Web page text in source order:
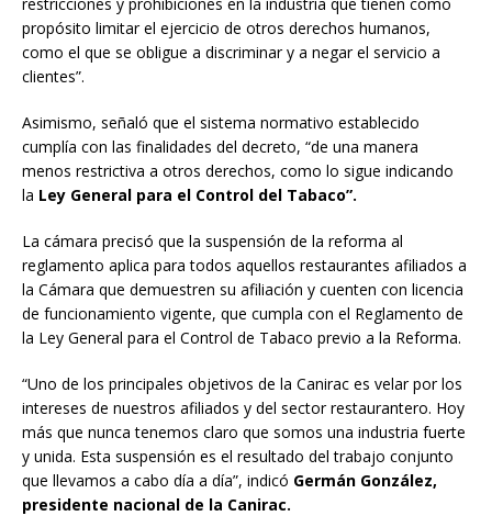
propósito limitar el ejercicio de otros derechos humanos,
como el que se obligue a discriminar y a negar el servicio a
clientes”.
Asimismo, señaló que el sistema normativo establecido
cumplía con las finalidades del decreto, “de una manera
menos restrictiva a otros derechos, como lo sigue indicando
la Ley General para el Control del Tabaco”.
La cámara precisó que la suspensión de la reforma al
reglamento aplica para todos aquellos restaurantes afiliados a
la Cámara que demuestren su afiliación y cuenten con licencia
de funcionamiento vigente, que cumpla con el Reglamento de
la Ley General para el Control de Tabaco previo a la Reforma.
“Uno de los principales objetivos de la Canirac es velar por los
intereses de nuestros afiliados y del sector restaurantero. Hoy
más que nunca tenemos claro que somos una industria fuerte
y unida. Esta suspensión es el resultado del trabajo conjunto
que llevamos a cabo día a día”, indicó Germán González,
presidente nacional de la Canirac.